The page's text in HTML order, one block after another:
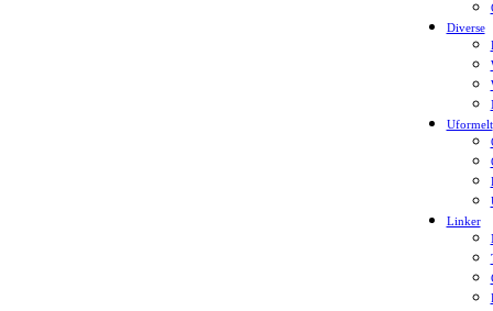
Diverse
Uformelt
Linker